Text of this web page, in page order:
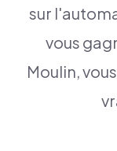
sur
vous
Moulin,